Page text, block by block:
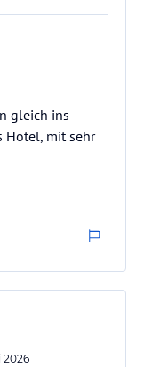
Alle Angaben
des
gleich ins
Hotel, mit sehr
2026